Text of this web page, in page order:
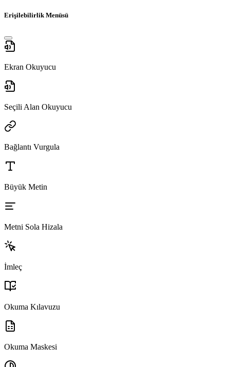
Erişilebilirlik Menüsü
Ekran Okuyucu
Seçili Alan Okuyucu
Bağlantı Vurgula
Büyük Metin
Metni Sola Hizala
İmleç
Okuma Kılavuzu
Okuma Maskesi